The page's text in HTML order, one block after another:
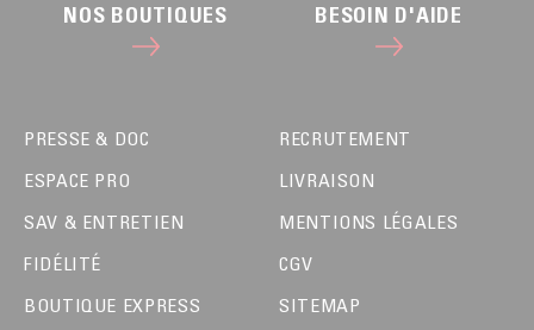
NOS BOUTIQUES BESOIN D'AIDE
PRESSE & DOC
ESPACE PRO
SAV & ENTRETIEN
FIDÉLITÉ
BOUTIQUE EXPRESS
RECRUTEMENT
LIVRAISON
MENTIONS LÉGALES
CGV
SITEMAP